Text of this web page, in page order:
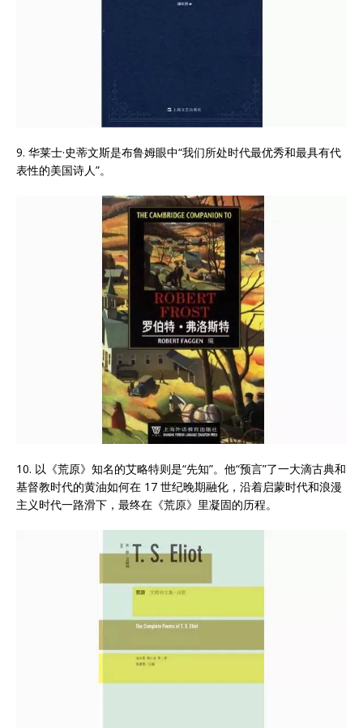
9. 华莱士·史蒂文斯是布鲁姆眼中“我们所处时代最优秀和最具有代
表性的美国诗人”。
10. 以《荒原》知名的艾略特则是“先知”。他“预言”了一大滴古典和
基督教时代的黄油如何在 17 世纪晚期融化，沿着启蒙时代和浪漫
主义时代一路滑下，最终在《荒原》里凝固的历程。